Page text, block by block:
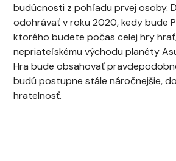
budúcnosti z pohľadu prvej osoby.
odohrávať v roku 2020, kedy bude
ktorého budete počas celej hry
nepriateľskému východu planéty
Hra bude obsahovať
budú postupne stále náročnejšie,
hratelnosť.